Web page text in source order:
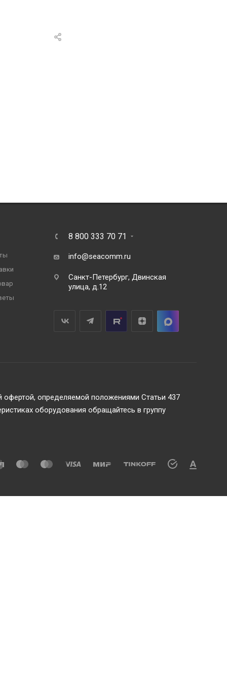
8 800 333 70 71
info@seacomm.ru
Санкт-Петербург, Двинская
улица, д.12
офертой, определяемой положениями Статьи 437
оборудования обращайтесь в группу